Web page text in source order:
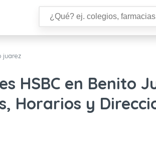
juarez
HSBC en Benito
Horarios y